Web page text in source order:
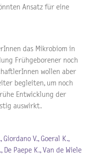
Ansatz für eine
das Mikrobiom in
Frühgeborener noch
wollen aber
begleiten, um noch
Entwicklung der
auswirkt.
Giordano V., Goeral K.,
Paepe K., Van de Wiele